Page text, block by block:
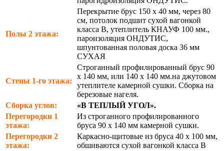
Полы 2 этажа:
Перекрытие брус 150 х 40 мм, через 80
см, потолок подшит сухой вагонкой
класса В, утеплитель КНАУФ 100 мм.,
пароизоляция ОНДУТИС,
шпунтованная половая доска 36 мм
СУХАЯ
Стены 1-го этажа:
Строганный профилированный брус 90
х 140 мм, или 140 х 140 мм.на джутовом
утеплителе камерной сушки. Сборка на
березовые нагеля.
Сборка углов:
«В ТЕПЛЫЙ УГОЛ».
Перегородки 1
этажа:
Из строганного профилированного
бруса 90 х 140 мм камерной сушки.
Перегородки 2
этажа:
Каркасно-щитовые из бруса 40 х 100 мм,
обшиваются сухой вагонкой класса В